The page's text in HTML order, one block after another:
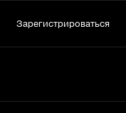
Зарегистрироваться